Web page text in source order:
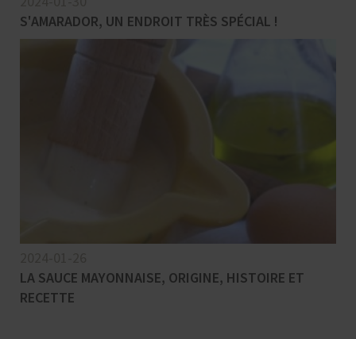
S'AMARADOR, UN ENDROIT TRÈS SPÉCIAL !
LA SAUCE MAYONNAISE, ORIGINE, HISTOIRE ET
RECETTE